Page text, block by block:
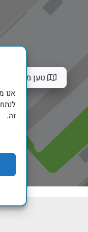
זה.
טען מפה